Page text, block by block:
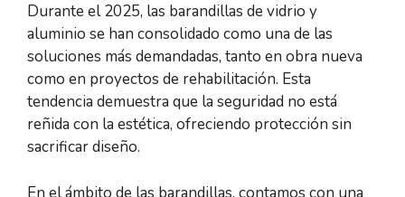
Durante el 2025, las barandillas de vidrio y
aluminio se han consolidado como una de las
soluciones más demandadas, tanto en obra nueva
como en proyectos de rehabilitación. Esta
tendencia demuestra que la seguridad no está
reñida con la estética, ofreciendo protección sin
sacrificar diseño.
En el ámbito de las barandillas, contamos con una